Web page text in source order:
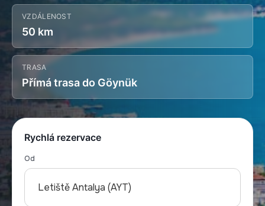
VZDÁLENOST
50 km
TRASA
Přímá trasa do Göynük
Rychlá rezervace
Od
Letiště Antalya (AYT)